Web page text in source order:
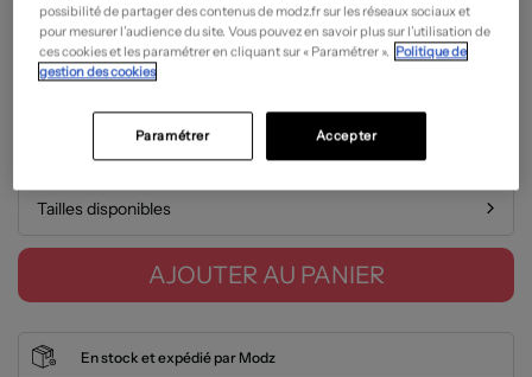
105,00€
Prix neuf estimé : 350,00€ -70% ?
Tailles disponibles
AJOUTER AU PANIER
En stock et expédié par Modz
possibilité de partager des contenus de modz.fr sur les réseaux sociaux et
pour mesurer l’audience du site. Vous pouvez en savoir plus sur l’utilisation de
ces cookies et les paramétrer en cliquant sur « Paramétrer ». Politique de
gestion des cookies
Accepter
Paramétrer